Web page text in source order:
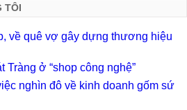
TÔI
về quê vợ gây dựng thương hiệu
Tràng ở “shop công nghệ”
nghìn đô về kinh doanh gốm sứ